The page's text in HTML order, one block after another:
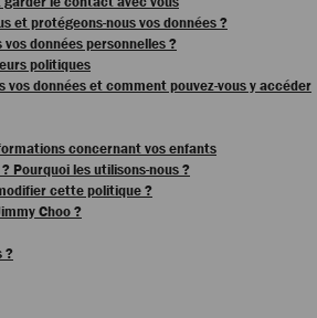
et protégeons-nous vos données ?
données personnelles ?
politiques
vos données et comment pouvez-vous y accéder
concernant vos enfants
Pourquoi les utilisons-nous ?
cette politique ?
Choo ?
?